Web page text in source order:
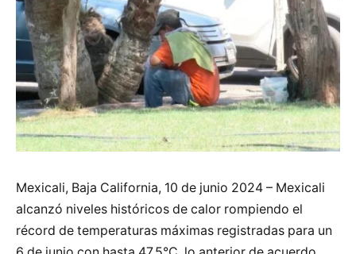
Mexicali, Baja California, 10 de junio 2024 – Mexicali
alcanzó niveles históricos de calor rompiendo el
récord de temperaturas máximas registradas para un